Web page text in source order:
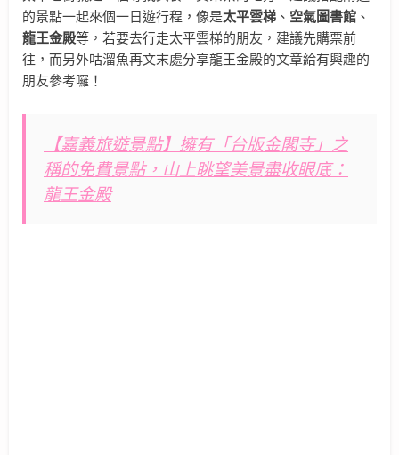
的景點一起來個一日遊行程，像是太平雲梯 、 空氣圖書館 、
龍王金殿等，若要去行走太平雲梯的朋友，建議先購票前
往，而另外咕溜魚再文末處分享龍王金殿的文章給有興趣的
朋友參考囉！
【嘉義旅遊景點】擁有「台版金閣寺」之
稱的免費景點，山上眺望美景盡收眼底：
龍王金殿